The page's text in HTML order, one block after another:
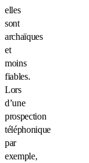
elles
sont
archaïques
et
moins
fiables.
Lors
d’une
prospection
téléphonique
par
exemple,